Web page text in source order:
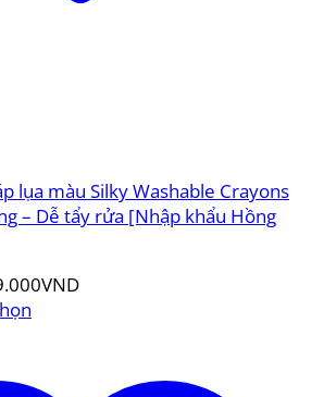
lụa màu Silky Washable Crayons
– Dễ tẩy rửa [Nhập khẩu Hồng
VND